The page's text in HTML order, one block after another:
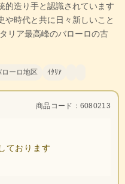
的造り手と認識されています
や時代と共に日々新しいこと
リア最高峰のバローロの古
ーロ地区 ｲﾀﾘｱ
商品コード：6080213
ております